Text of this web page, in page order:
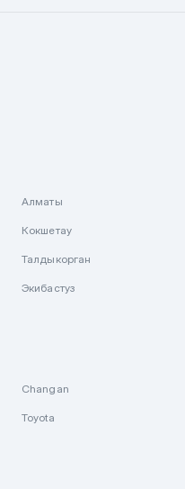
Алматы
Кокшетау
Талдыкорган
Экибастуз
Changan
Toyota